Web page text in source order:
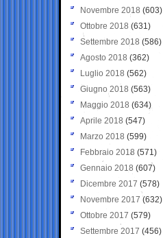
Novembre 2018 (603)
Ottobre 2018 (631)
Settembre 2018 (586)
Agosto 2018 (362)
Luglio 2018 (562)
Giugno 2018 (563)
Maggio 2018 (634)
Aprile 2018 (547)
Marzo 2018 (599)
Febbraio 2018 (571)
Gennaio 2018 (607)
Dicembre 2017 (578)
Novembre 2017 (632)
Ottobre 2017 (579)
Settembre 2017 (456)